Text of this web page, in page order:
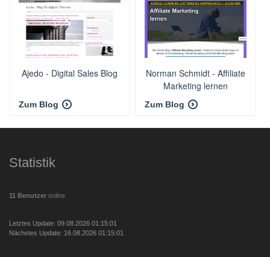
Ajedo - Digital Sales Blog
Zum Blog
Norman Schmidt - Affiliate
Marketing lernen
Zum Blog
Statistik
11 Benutzer online
Letztes Update: 09.08.2026 01:15:01
Nächstes Update: 16.08.2026 01:15:01